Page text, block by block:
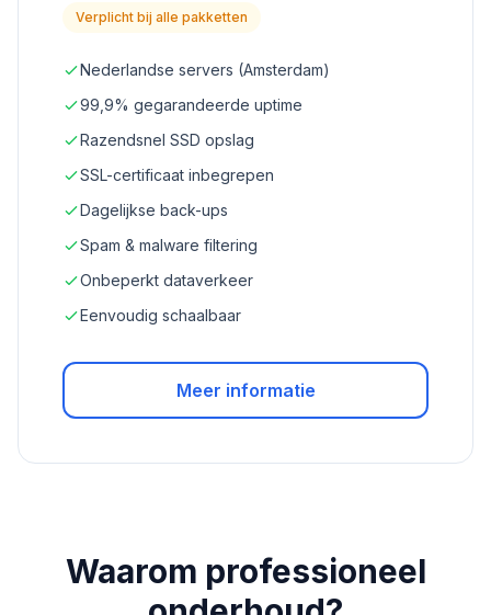
Verplicht bij alle pakketten
Nederlandse servers (Amsterdam)
99,9% gegarandeerde uptime
Razendsnel SSD opslag
SSL-certificaat inbegrepen
Dagelijkse back-ups
Spam & malware filtering
Onbeperkt dataverkeer
Eenvoudig schaalbaar
Meer informatie
Waarom professioneel